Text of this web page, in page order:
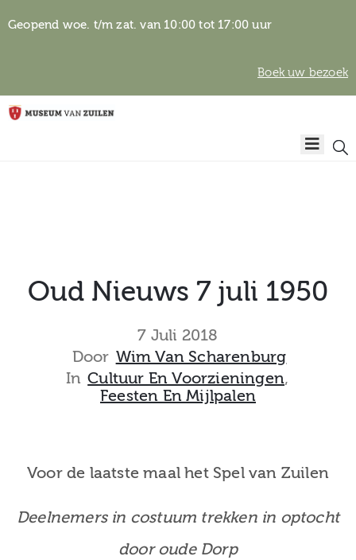
Geopend woe. t/m zat. van 10:00 tot 17:00 uur
Boek uw bezoek
Home
Verhalen
Oud Nieuws 7 juli 1950
7 Juli 2018
Door Wim Van Scharenburg
In Cultuur En Voorzieningen‚
Feesten En Mijlpalen
Voor de laatste maal het Spel van Zuilen
Deelnemers in costuum trekken in optocht
door oude Dorp
Algemene